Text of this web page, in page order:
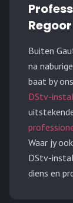
Buiten
na
baat by ons
DStv-
Waar jy
DStv-
diens en